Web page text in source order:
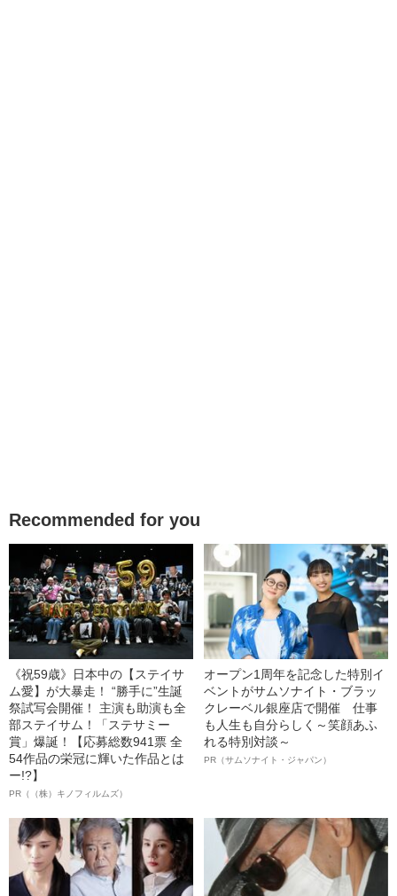
Recommended for you
《祝59歳》日本中の【ステイサ
ム愛】が大暴走！ “勝手に”生誕
祭試写会開催！ 主演も助演も全
部ステイサム！「ステサミー
賞」爆誕！【応募総数941票 全
54作品の栄冠に輝いた作品とは
ー!?】
PR（（株）キノフィルムズ）
オープン1周年を記念した特別イ
ベントがサムソナイト・ブラッ
クレーベル銀座店で開催 仕事
も人生も自分らしく～笑顔あふ
れる特別対談～
PR（サムソナイト・ジャパン）